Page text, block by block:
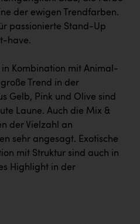
der ewigen Trendfarben.
passionierte Stand-Up
have.
Kombination mit Animal-
Trend in der
Gelb, Pink und Olive sind
Laune. Auch die Mix &
der Vielzahl an
sehr angesagt. Exotische
mit Struktur sind auch in
Highlight in der